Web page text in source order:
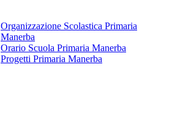
Organizzazione Scolastica Primaria
Manerba
Orario Scuola Primaria Manerba
Progetti Primaria Manerba